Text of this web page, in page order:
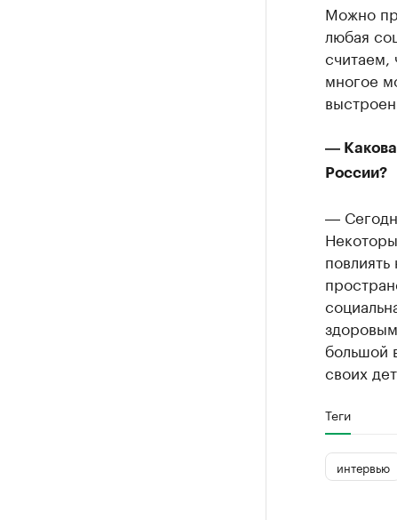
Можно
любая
считаем,
многое
― Какова
России?
―
большой
своих
Теги
интервью